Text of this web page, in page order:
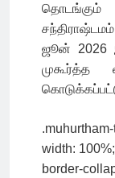
தொடங்கும்
ஜூன் 2026
width: 100%;
border-